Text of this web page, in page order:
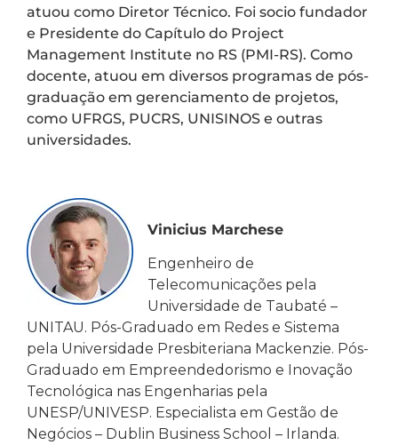
atuou como Diretor Técnico. Foi socio fundador
e Presidente do Capítulo do Project
Management Institute no RS (PMI-RS). Como
docente, atuou em diversos programas de pós-
graduação em gerenciamento de projetos,
como UFRGS, PUCRS, UNISINOS e outras
universidades.
Vinicius Marchese
Engenheiro de
Telecomunicações pela
Universidade de Taubaté –
UNITAU. Pós-Graduado em Redes e Sistema
pela Universidade Presbiteriana Mackenzie. Pós-
Graduado em Empreendedorismo e Inovação
Tecnológica nas Engenharias pela
UNESP/UNIVESP. Especialista em Gestão de
Negócios – Dublin Business School – Irlanda.